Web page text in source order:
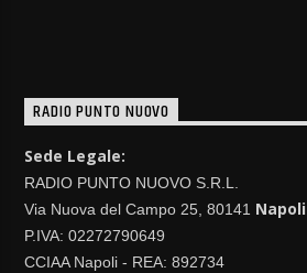
RADIO PUNTO NUOVO
Sede Legale:
RADIO PUNTO NUOVO S.R.L.
Via Nuova del Campo 25, 80141 Napoli
P.IVA: 02272790649
CCIAA Napoli - REA: 892734